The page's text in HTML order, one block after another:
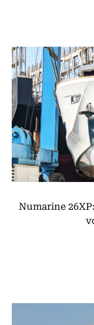
Numarine